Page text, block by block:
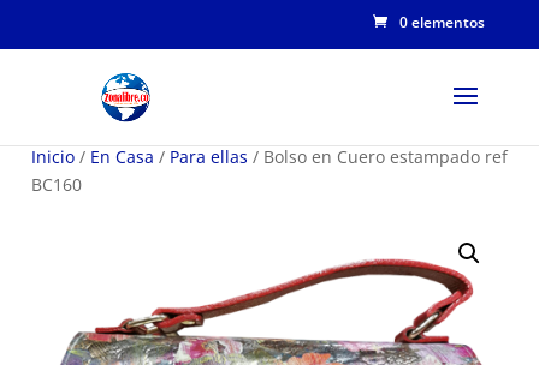
0 elementos
Inicio / En Casa / Para ellas / Bolso en Cuero estampado ref
BC160